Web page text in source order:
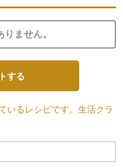
ません。
する
いるレシピです。生活クラ
開きます。